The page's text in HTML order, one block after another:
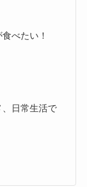
べたい！
日常生活で